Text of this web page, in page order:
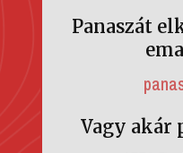
Panaszát
Vagy akár